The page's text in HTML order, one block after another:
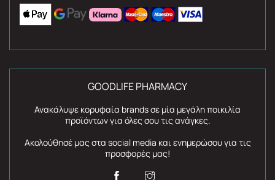
GOODLIFE PHARMACY
Ανακάλυψε κορυφαία brands σε μία μεγάλη ποικιλία
προϊόντων για όλες σου τις ανάγκες.
Ακολούθησέ μας στα social media και ενημερώσου για τις
προσφορές μας!